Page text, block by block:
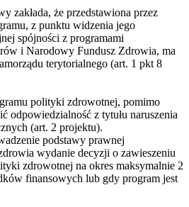
zakłada, że przedstawiona przez
z punktu widzenia jego
spójności z programami
i Narodowy Fundusz Zdrowia, ma
terytorialnego (art. 1 pkt 8
polityki zdrowotnej, pomimo
odpowiedzialność z tytułu naruszenia
(art. 2 projektu).
podstawy prawnej
wydanie decyzji o zawieszeniu
zdrowotnej na okres maksymalnie 2
finansowych lub gdy program jest